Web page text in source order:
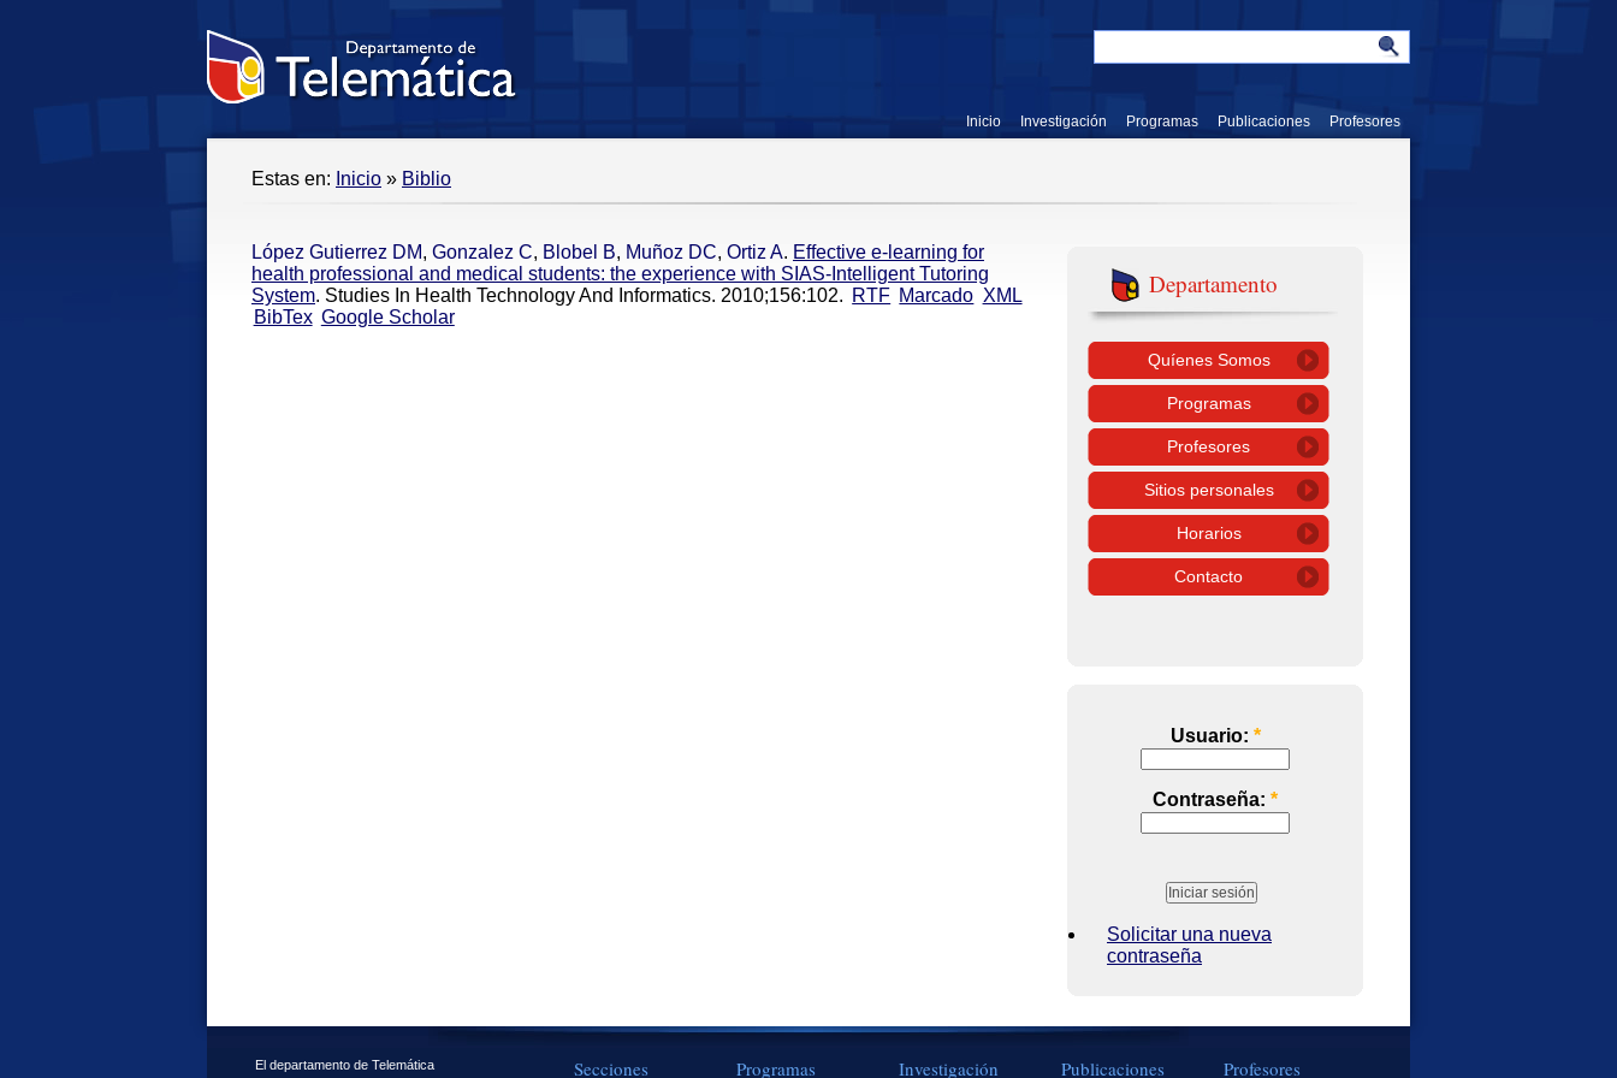
Inicio Investigación Programas Publicaciones Profesores
Estas en: Inicio » Biblio
López Gutierrez DM, Gonzalez C, Blobel B, Muñoz DC, Ortiz A. Effective e-learning for
health professional and medical students: the experience with SIAS-Intelligent Tutoring
System. Studies In Health Technology And Informatics. 2010;156:102. RTF Marcado XML
BibTex Google Scholar
Departamento
Quíenes Somos
Programas
Profesores
Sitios personales
Horarios
Contacto
Usuario: *
Contraseña: *
Solicitar una nueva
contraseña
El departamento de Telemática
Secciones Programas Investigación Publicaciones Profesores